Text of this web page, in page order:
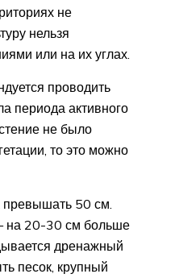
не
нельзя
или на их углах.
проводить
периода активного
не было
то это можно
50 см.
на 20-30 см больше
дренажный
песок, крупный